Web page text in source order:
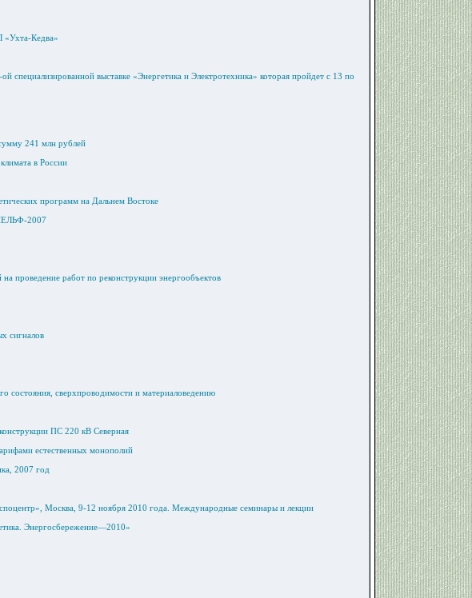
«Ухта-Кедва»
выставке «Энергетика и Электротехника» которая пройдет с 13 по
241 млн рублей
в России
программ на Дальнем Востоке
2007
проведение работ по реконструкции энергообъектов
сигналов
состояния, сверхпроводимости и материаловедению
ПС 220 кВ Северная
естественных монополий
2007 год
Москва, 9-12 ноября 2010 года. Международные семинары и лекции
Энергосбережение—2010»